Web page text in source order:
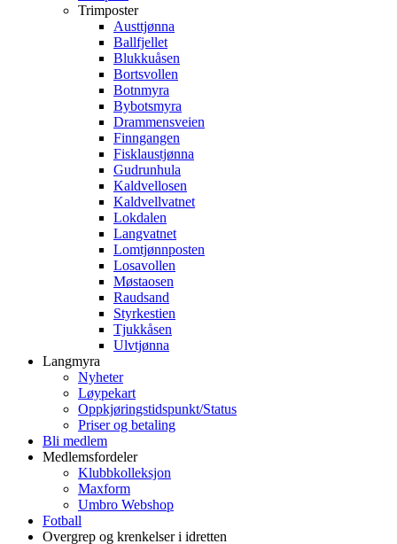
Trimposter
Austtjønna
Ballfjellet
Blukkuåsen
Bortsvollen
Botnmyra
Bybotsmyra
Drammensveien
Finngangen
Fisklaustjønna
Gudrunhula
Kaldvellosen
Kaldvellvatnet
Lokdalen
Langvatnet
Lomtjønnposten
Losavollen
Møstaosen
Raudsand
Styrkestien
Tjukkåsen
Ulvtjønna
Langmyra
Nyheter
Løypekart
Oppkjøringstidspunkt/Status
Priser og betaling
Bli medlem
Medlemsfordeler
Klubbkolleksjon
Maxform
Umbro Webshop
Fotball
Overgrep og krenkelser i idretten